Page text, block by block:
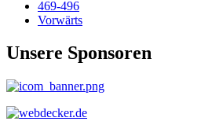
469-496
Vorwärts
Unsere Sponsoren